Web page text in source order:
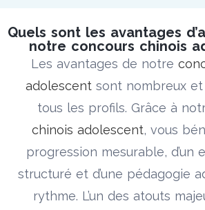
Quels sont les avantages
notre concours chinois
Les avantages de notre
adolescentsont nombreux et
tous les profils. Grâce à
chinois adolescent, vous
progression mesurable, d’un
structuré et d’une pédagogie
rythme. L’un des atouts